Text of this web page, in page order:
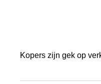
Kopers zijn gek op